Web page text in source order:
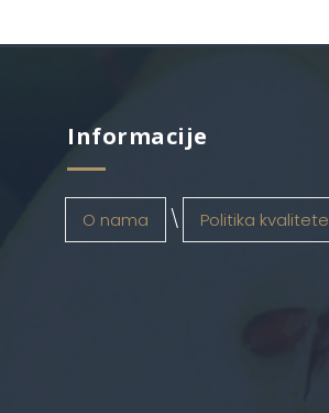
Informacije
O nama Politika kvalitete